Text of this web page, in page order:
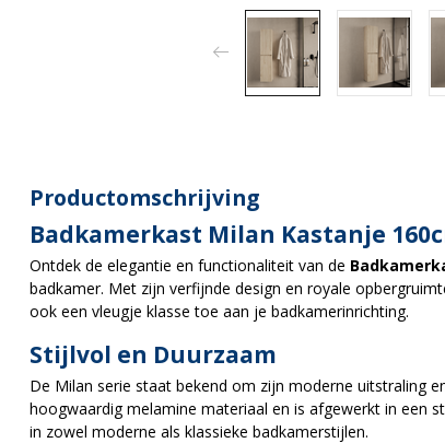
Productomschrijving
Badkamerkast Milan Kastanje
Ontdek de elegantie en functionaliteit van de
badkamer. Met zijn verfijnde design en royale
ook een vleugje klasse toe aan je badkamerinrichting.
Stijlvol en Duurzaam
De Milan serie staat bekend om zijn moderne uitstraling
hoogwaardig melamine materiaal en is afgewerkt in een
in zowel moderne als klassieke badkamerstijlen.